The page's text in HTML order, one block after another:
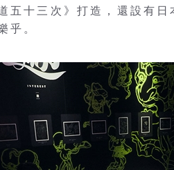
五十三次》打造，還設有
乎。